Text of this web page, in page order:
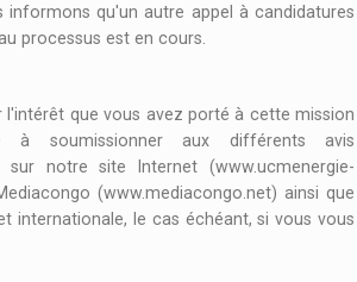
informons qu'un autre appel à candidatures
processus est en cours.
l'intérêt que vous avez porté à cette mission
à soumissionner aux différents avis
sur notre site Internet (www.ucmenergie-
(www.mediacongo.net) ainsi que
internationale, le cas échéant, si vous vous